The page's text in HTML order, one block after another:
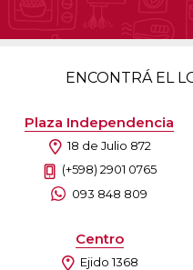
ENCONTRÁ EL
Plaza Independencia
18 de Julio 872
(+598) 2901 0765
093 848 809
Centro
Ejido 1368